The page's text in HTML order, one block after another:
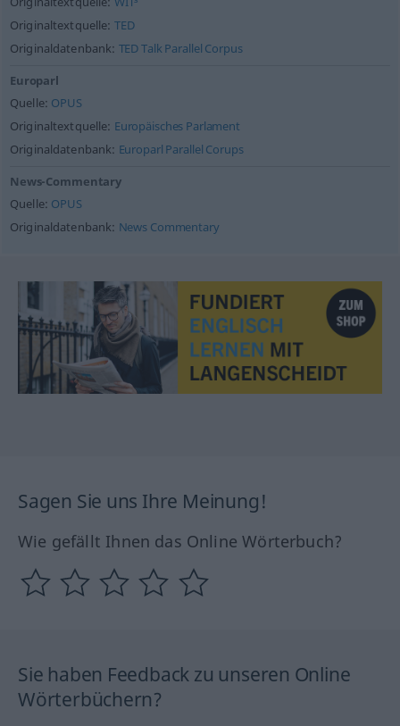
Originaltextquelle: TED
Originaldatenbank: TED Talk Parallel Corpus
Europarl
Quelle: OPUS
Originaltextquelle: Europäisches Parlament
Originaldatenbank: Europarl Parallel Corups
News-Commentary
Quelle: OPUS
Originaldatenbank: News Commentary
Sagen Sie uns Ihre Meinung!
Wie gefällt Ihnen das Online Wörterbuch?
Sie haben Feedback zu unseren Online
Wörterbüchern?